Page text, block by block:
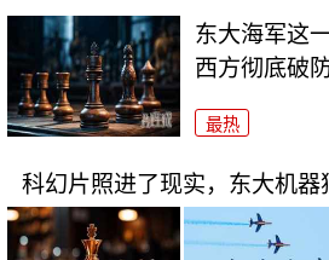
东大海军这
西方彻底破防
最热
科幻片照进了现实，东大机器